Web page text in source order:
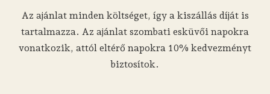
Az ajánlat minden költséget, így a kiszállás díját is
tartalmazza. Az ajánlat szombati esküvői napokra
vonatkozik, attól eltérő napokra 10% kedvezményt
biztosítok.